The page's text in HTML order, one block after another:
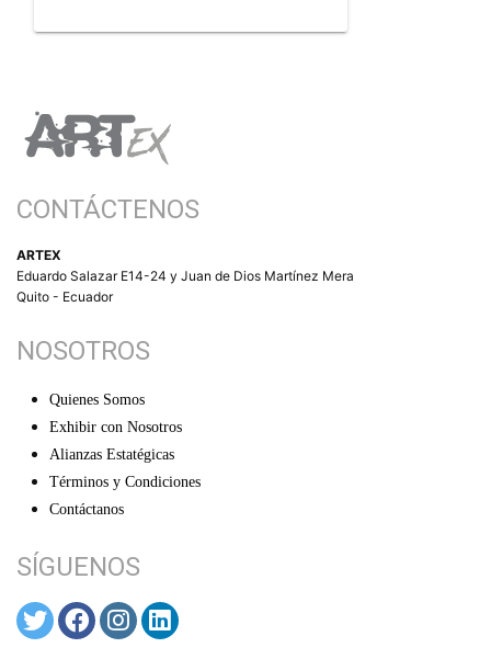
CONTÁCTENOS
ARTEX
Eduardo Salazar E14-24 y Juan de Dios Martínez Mera
Quito - Ecuador
NOSOTROS
Quienes Somos
Exhibir con Nosotros
Alianzas Estatégicas
Términos y Condiciones
Contáctanos
SÍGUENOS